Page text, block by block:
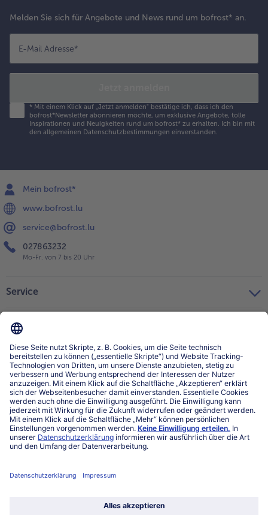
Melden Sie sich für Angebote und News rund um bofrost* an.
E-Mail Adresse*
* Mit einem Klick auf „Jetzt anmelden" bestätige ich, dass ich den
bofrost*Newsletter abonnieren möchte, um exklusive Angebote, tolle
Inspirationen und Neuigkeiten rund um bofrost* zu erhalten. Ich bin mit
den allgemeinen Datenschutzbestimmungen einverstanden.
Mein bofrost*
www.bofrost.lu
service@bofrost.lu
027863232
Mo-Fr. von 7 bis 20 Uhr
Service
Über bofrost*
Kategorien
Land / Sprache wählen